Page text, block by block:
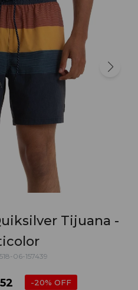
Tijuana -
06-157439
20